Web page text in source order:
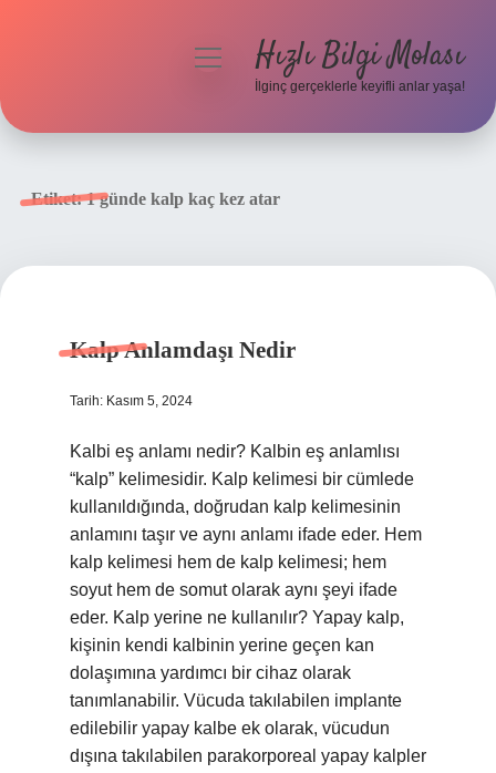
menüyüHızlı Bilgi Molası
İlginç gerçeklerle keyifli anlar yaşa!
Etiket:1 günde kalp kaç kez atar
Kalp Anlamdaşı Nedir
Tarih: Kasım 5, 2024
Kalbi eş anlamı nedir? Kalbin eş anlamlısı
“kalp” kelimesidir. Kalp kelimesi bir cümlede
kullanıldığında, doğrudan kalp kelimesinin
anlamını taşır ve aynı anlamı ifade eder. Hem
kalp kelimesi hem de kalp kelimesi; hem
soyut hem de somut olarak aynı şeyi ifade
eder. Kalp yerine ne kullanılır? Yapay kalp,
kişinin kendi kalbinin yerine geçen kan
dolaşımına yardımcı bir cihaz olarak
tanımlanabilir. Vücuda takılabilen implante
edilebilir yapay kalbe ek olarak, vücudun
dışına takılabilen parakorporeal yapay kalpler